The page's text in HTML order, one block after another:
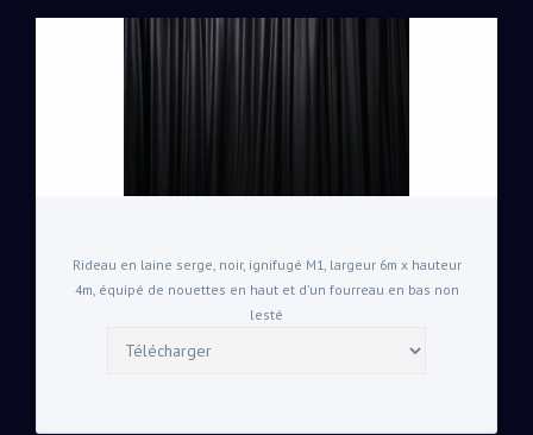
Rideau en laine serge, noir, ignifugé M1, largeur 6m x hauteur
4m, équipé de nouettes en haut et d'un fourreau en bas non
lesté